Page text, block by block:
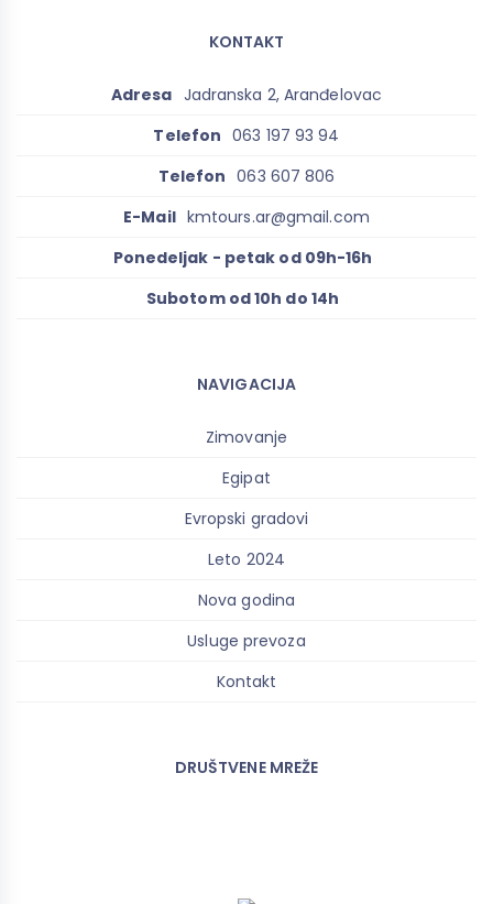
KONTAKT
Adresa Jadranska 2, Aranđelovac
Telefon 063 197 93 94
Telefon 063 607 806
E-Mail kmtours.ar@gmail.com
Ponedeljak - petak od 09h-16h
Subotom od 10h do 14h
NAVIGACIJA
Zimovanje
Egipat
Evropski gradovi
Leto 2024
Nova godina
Usluge prevoza
Kontakt
DRUŠTVENE MREŽE